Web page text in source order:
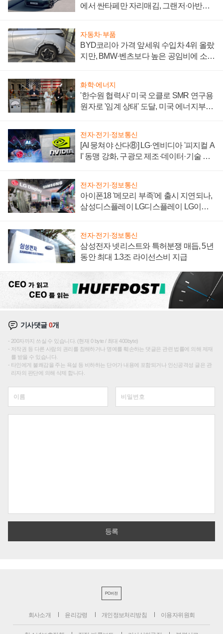
에서 싼타페만 자리매김, 그랜저·아반떼
자동차·부품
BYD코리아 가격 앞세워 수입차 4위 올랐
지만, BMW·벤츠보다 높은 공임비에 소비
화학·에너지
'한수원 협력사' 미국 오클로 SMR 연구용
원자로 '임계 상태' 도달, 미국 에너지부
전자·전기·정보통신
[AI 뭉쳐야 산다⑧] LG·엔비디아 '피지컬 A
I' 동맹 강화, 구광모 제조·데이터·기술 결
전자·전기·정보통신
아이폰18 '메모리 부족'에 출시 지연되나,
삼성디스플레이 LG디스플레이 LG이노
전자·전기·정보통신
삼성전자 넷리스트와 특허분쟁 매듭, 5년
동안 최대 1.3조 라이선스비 지급
기사댓글0개
200자까지 쓰실 수 있습니다. (현재 0 byte / 최대 400byte)
저작권 등 다른 사람의 권리를 침해하거나 명예를 훼손하는 댓글은 관련 법률에 의해 제재
를 받을 수 있습니다.
타인에게 불쾌감을 주는 욕설 등 비하하는 단어가 내용에 포함되거나 인신공격성 글은 관
리자의 판단에 의해 삭제 합니다.
PC버전
회사소개 윤리강령 개인정보처리방침 이용자위원회